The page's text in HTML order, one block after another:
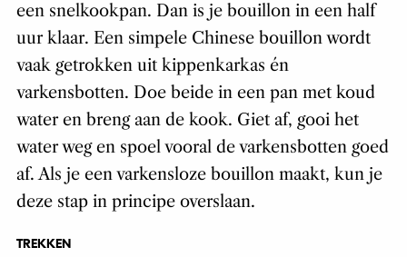
een snelkookpan. Dan is je bouillon in een half
uur klaar. Een simpele Chinese bouillon wordt
vaak getrokken uit kippenkarkas én
varkensbotten. Doe beide in een pan met koud
water en breng aan de kook. Giet af, gooi het
water weg en spoel vooral de varkensbotten goed
af. Als je een varkensloze bouillon maakt, kun je
deze stap in principe overslaan.
TREKKEN